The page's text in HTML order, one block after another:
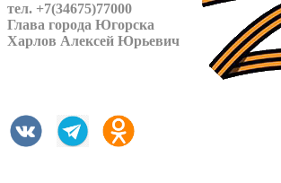
тел. +7(34675)77000
Глава города Югорска
Харлов Алексей Юрьевич